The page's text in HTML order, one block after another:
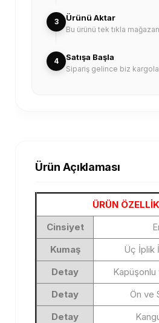
3 Ürünü Aktar
Bu ürünü tek tıkla
4 Satışa Başla
Sipariş gelince biz
Ürün Açıklaması
ÜRÜN
Cinsiyet
Kumaş
Üç İplik
Detay
Detay
Ön ve
Detay